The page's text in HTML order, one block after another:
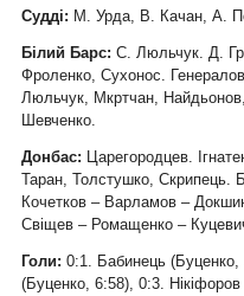
Судді: М. Урда, В. Качан, А.
Білий Барс: С. Люльчук. Д.
Фроленко, Сухонос.
Люльчук, Мкртчан,
Шевченко.
Донбас: Царегородцев.
Таран, Толстушко, Скрипець.
Кочетков – Варламов –
Свіщев – Ромащенко –
Голи: 0:1. Бабинець
(Буценко, 6:58), 0:3.